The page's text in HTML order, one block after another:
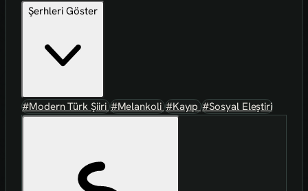
Şerhleri Göster
#Modern Türk Şiiri#Melankoli#Kayıp#Sosyal Eleştiri